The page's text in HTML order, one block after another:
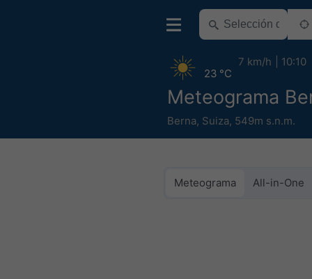
Meteograma
Berna, Suiza, 549m s.n.m.
23 °C
7 km/h 10:10
Meteograma All-in-One